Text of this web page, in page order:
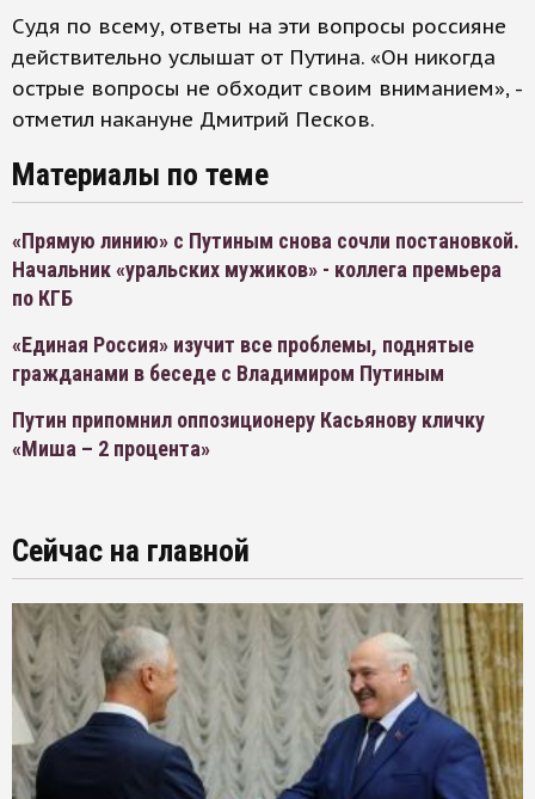
Судя по всему, ответы на эти вопросы россияне
действительно услышат от Путина. «Он никогда
острые вопросы не обходит своим вниманием», -
отметил накануне Дмитрий Песков.
Материалы по теме
«Прямую линию» с Путиным снова сочли постановкой.
Начальник «уральских мужиков» - коллега премьера
по КГБ
«Единая Россия» изучит все проблемы, поднятые
гражданами в беседе с Владимиром Путиным
Путин припомнил оппозиционеру Касьянову кличку
«Миша – 2 процента»
Сейчас на главной